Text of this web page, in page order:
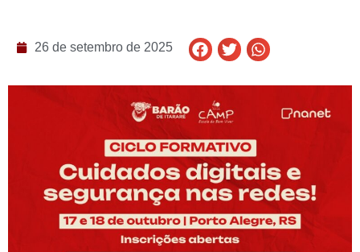
26 de setembro de 2025